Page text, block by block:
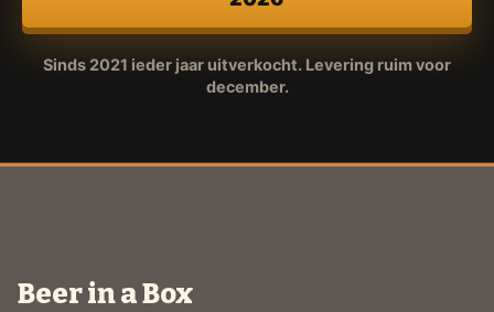
Sinds 2021 ieder jaar uitverkocht. Levering ruim voor
december.
Beer in a Box